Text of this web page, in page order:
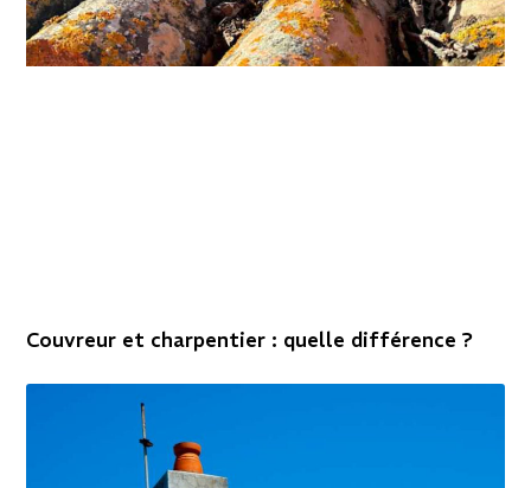
Couvreur et charpentier : quelle différence ?